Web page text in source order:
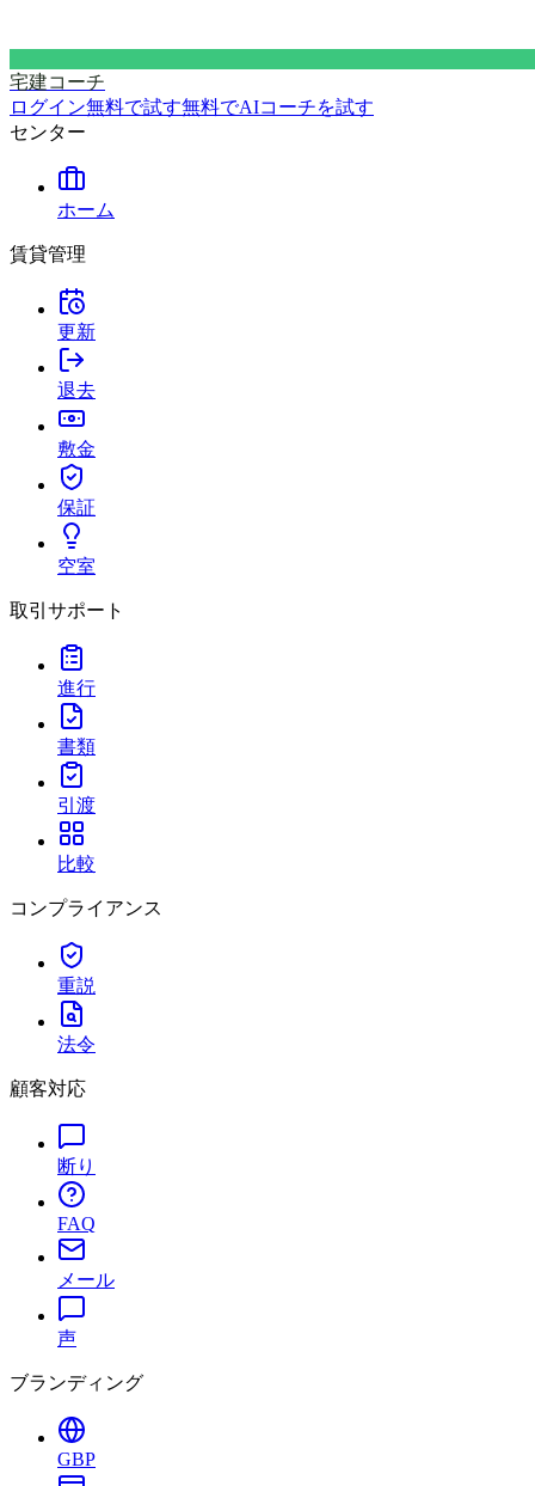
宅建コーチ
ログイン無料で試す無料でAIコーチを試す
センター
ホーム
賃貸管理
更新
退去
敷金
保証
空室
取引サポート
進行
書類
引渡
比較
コンプライアンス
重説
法令
顧客対応
断り
FAQ
メール
声
ブランディング
GBP